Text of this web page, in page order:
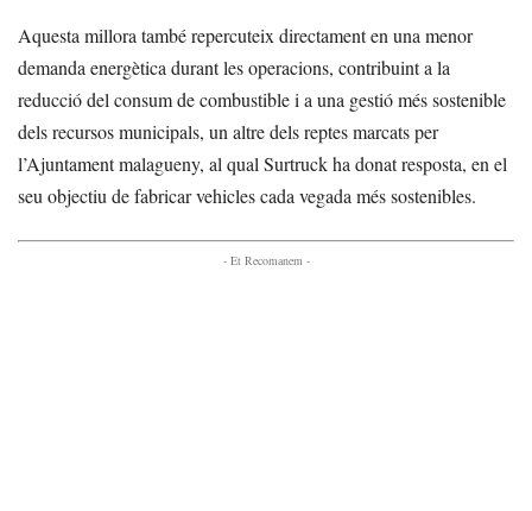
Aquesta millora també repercuteix directament en una menor
demanda energètica durant les operacions, contribuint a la
reducció del consum de combustible i a una gestió més sostenible
dels recursos municipals, un altre dels reptes marcats per
l’Ajuntament malagueny, al qual Surtruck ha donat resposta, en el
seu objectiu de fabricar vehicles cada vegada més sostenibles.
- Et Recomanem -